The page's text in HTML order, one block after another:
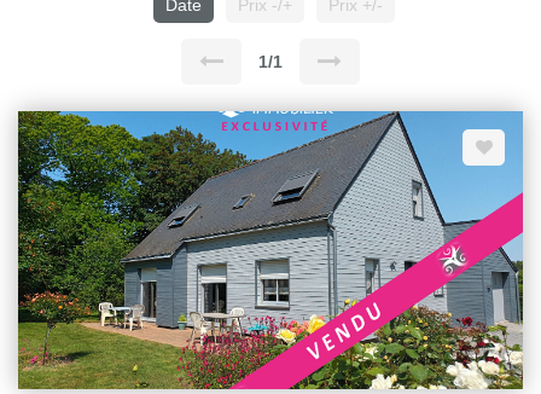
Date
Prix -/+ Prix +/-
1/1